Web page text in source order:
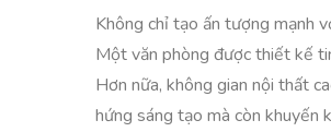
Không chỉ tạo ấn tượng mạnh
Một văn phòng được thiết kế
Hơn nữa, không gian nội thất
hứng sáng tạo mà còn khuyến